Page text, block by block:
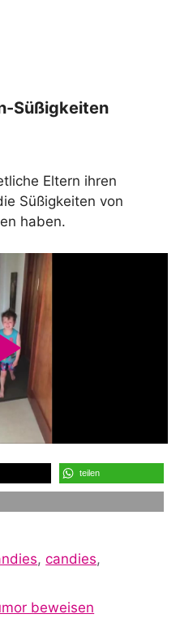
Süßigkeiten
Eltern ihren
Süßigkeiten von
haben.
teilen
,candies,
beweisen